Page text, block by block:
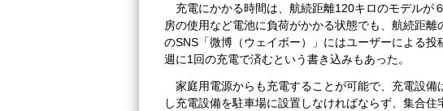
充電にかかる時間は、航続距離120キロのモデルが
房の使用など電池に負荷がかかる状態でも、航続距
のSNS「微博（ウェイボー）」にはユーザーによる
週に1回の充電で済むという書き込みもあった。
家庭用電源からも充電することが可能で、充電設
し充電設備を駐車場に設置しなければならず、集合